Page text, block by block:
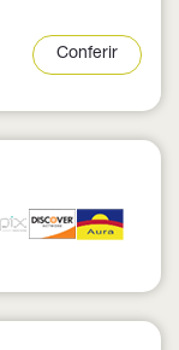
Conferir